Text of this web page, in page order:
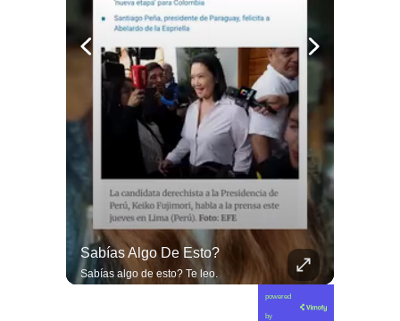
Sabías Algo De Esto?
Sabías algo de esto? Te leo.
powered
by